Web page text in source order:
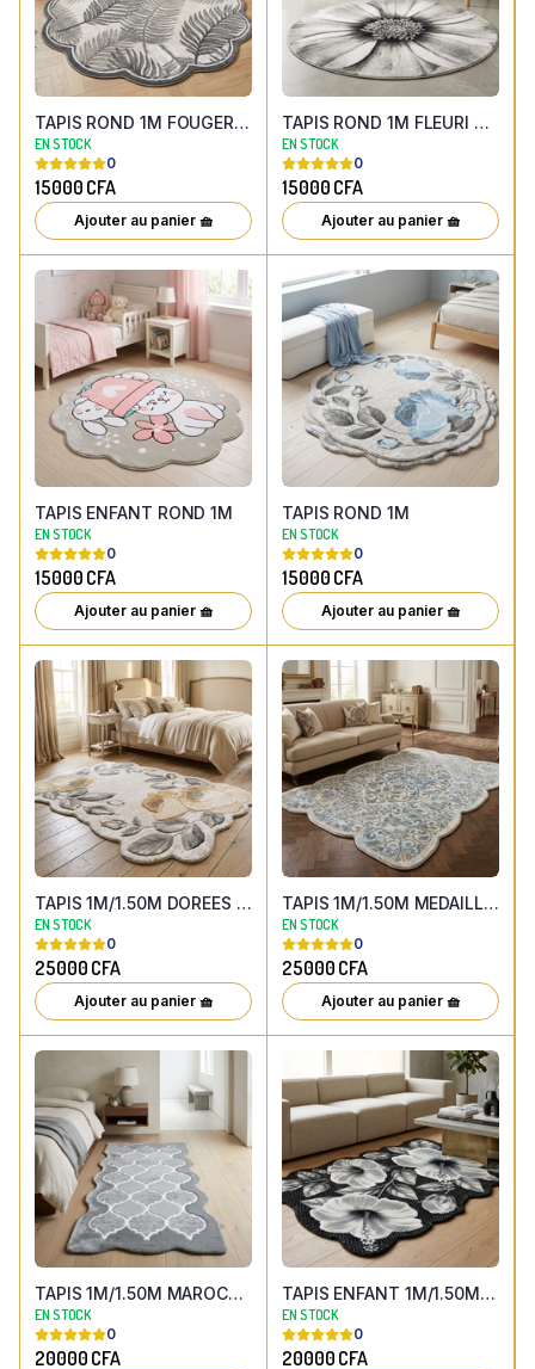
TAPIS ROND 1M FOUGERES GRIS FESTONNE
EN STOCK
0
15000 CFA
Ajouter au panier 🧺
TAPIS ROND 1M FLEURI NOIR
EN STOCK
0
15000 CFA
Ajouter au panier 🧺
TAPIS ENFANT ROND 1M
EN STOCK
0
15000 CFA
Ajouter au panier 🧺
TAPIS ROND 1M
EN STOCK
0
15000 CFA
Ajouter au panier 🧺
TAPIS 1M/1.50M DOREES FESTONNEES
EN STOCK
0
25000 CFA
Ajouter au panier 🧺
TAPIS 1M/1.50M MEDAILLON BLEU ARABESQUE
EN STOCK
0
25000 CFA
Ajouter au panier 🧺
TAPIS 1M/1.50M MAROCAIN TREILLIS
EN STOCK
0
20000 CFA
TAPIS ENFANT 1M/1.50M NOIR FLEURI
EN STOCK
0
20000 CFA